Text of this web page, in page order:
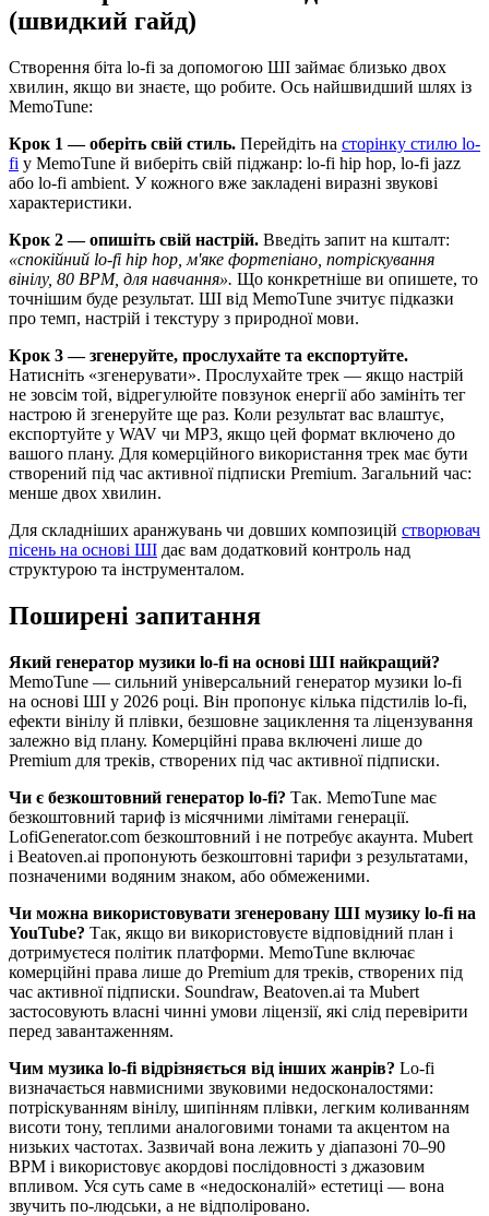
(швидкий гайд)
Створення біта lo-fi за допомогою ШІ займає близько двох
хвилин, якщо ви знаєте, що робите. Ось найшвидший шлях із
MemoTune:
Крок 1 — оберіть свій стиль. Перейдіть на сторінку стилю lo-
fi у MemoTune й виберіть свій піджанр: lo-fi hip hop, lo-fi jazz
або lo-fi ambient. У кожного вже закладені виразні звукові
характеристики.
Крок 2 — опишіть свій настрій. Введіть запит на кшталт:
«спокійний lo-fi hip hop, м'яке фортепіано, потріскування
вінілу, 80 BPM, для навчання». Що конкретніше ви опишете, то
точнішим буде результат. ШІ від MemoTune зчитує підказки
про темп, настрій і текстуру з природної мови.
Крок 3 — згенеруйте, прослухайте та експортуйте.
Натисніть «згенерувати». Прослухайте трек — якщо настрій
не зовсім той, відрегулюйте повзунок енергії або замініть тег
настрою й згенеруйте ще раз. Коли результат вас влаштує,
експортуйте у WAV чи MP3, якщо цей формат включено до
вашого плану. Для комерційного використання трек має бути
створений під час активної підписки Premium. Загальний час:
менше двох хвилин.
Для складніших аранжувань чи довших композицій створювач
пісень на основі ШІ дає вам додатковий контроль над
структурою та інструменталом.
Поширені запитання
Який генератор музики lo-fi на основі ШІ найкращий?
MemoTune — сильний універсальний генератор музики lo-fi
на основі ШІ у 2026 році. Він пропонує кілька підстилів lo-fi,
ефекти вінілу й плівки, безшовне зациклення та ліцензування
залежно від плану. Комерційні права включені лише до
Premium для треків, створених під час активної підписки.
Чи є безкоштовний генератор lo-fi? Так. MemoTune має
безкоштовний тариф із місячними лімітами генерації.
LofiGenerator.com безкоштовний і не потребує акаунта. Mubert
і Beatoven.ai пропонують безкоштовні тарифи з результатами,
позначеними водяним знаком, або обмеженими.
Чи можна використовувати згенеровану ШІ музику lo-fi на
YouTube? Так, якщо ви використовуєте відповідний план і
дотримуєтеся політик платформи. MemoTune включає
комерційні права лише до Premium для треків, створених під
час активної підписки. Soundraw, Beatoven.ai та Mubert
застосовують власні чинні умови ліцензії, які слід перевірити
перед завантаженням.
Чим музика lo-fi відрізняється від інших жанрів? Lo-fi
визначається навмисними звуковими недосконалостями:
потріскуванням вінілу, шипінням плівки, легким коливанням
висоти тону, теплими аналоговими тонами та акцентом на
низьких частотах. Зазвичай вона лежить у діапазоні 70–90
BPM і використовує акордові послідовності з джазовим
впливом. Уся суть саме в «недосконалій» естетиці — вона
звучить по-людськи, а не відполіровано.